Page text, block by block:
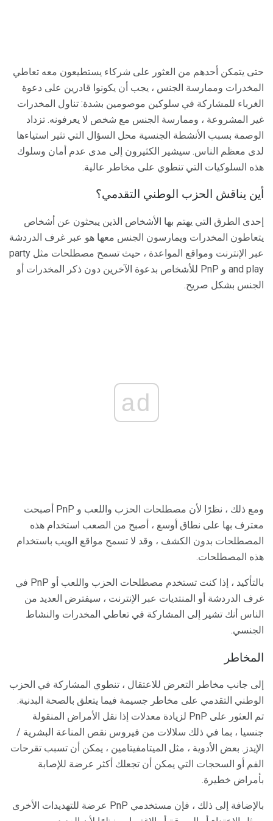
حتى يتمكن أحدهم من العثور على شركاء يستطيعون معه تعاطي
المخدرات وممارسة الجنس ، يجب أن يكونوا قادرين على دعوة
الغرباء للمشاركة في سلوكين موصومين بشدة: تناول المخدرات
غير المشروعة ، وممارسة الجنس مع شخص لا يعرفونه. تزداد
الوصمة بسبب الأنشطة الجنسية محل السؤال التي تثير استياءها
لدى معظم الناس. سيشير الكثيرون إلى مدى عدم أمان وسلوك
هذه السلوكيات التي تنطوي على مخاطر عالية.
أين يناقش الحزب الوطني التقدمي؟
إحدى الطرق التي يهتم بها الأشخاص الذين يبحثون عن أشخاص
يتعاطون المخدرات ويمارسون الجنس معها هو عبر غرف الدردشة
عبر الإنترنت ومواقع المواعدة ، حيث تسمح مصطلحات مثل party
and play و PnP للأشخاص بدعوة الآخرين دون ذكر المخدرات أو
الجنس بشكل صريح.
ad
ومع ذلك ، نظرًا لأن مصطلحات الحزب واللعب و PnP أصبحت
معترف بها على نطاق أوسع ، أصبح من الصعب استخدام هذه
المصطلحات بدون الكشف ، وقد لا تسمح مواقع الويب باستخدام
هذه المصطلحات.
بالتأكيد ، إذا كنت تستخدم مصطلحات الحزب واللعب أو PnP في
غرف الدردشة أو المنتديات عبر الإنترنت ، سيفترض العديد من
الناس أنك تشير إلى المشاركة في تعاطي المخدرات والنشاط
الجنسي.
المخاطر
إلى جانب مخاطر التعرض للاعتقال ، تنطوي المشاركة في الحزب
الوطني التقدمي على مخاطر جسيمة فيما يتعلق بالصحة البدنية.
تم العثور على PnP لزيادة معدلات إذا نقل الأمراض المنقولة
جنسيا ، بما في ذلك سلالات من فيروس نقص المناعة البشرية /
الإيدز. بعض الأدوية ، مثل الميتامفيتامين ، يمكن أن تسبب تقرحات
الفم أو السحجات التي يمكن أن تجعلك أكثر عرضة للإصابة
بأمراض خطيرة.
بالإضافة إلى ذلك ، فإن مستخدمي PnP عرضة للتهديدات الأخرى